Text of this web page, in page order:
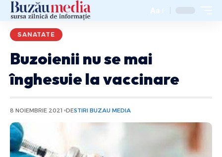
Aa
SANATATE
Buzoienii nu se mai
înghesuie la vaccinare
8 NOIEMBRIE 2021 DESTIRI BUZAU MEDIA